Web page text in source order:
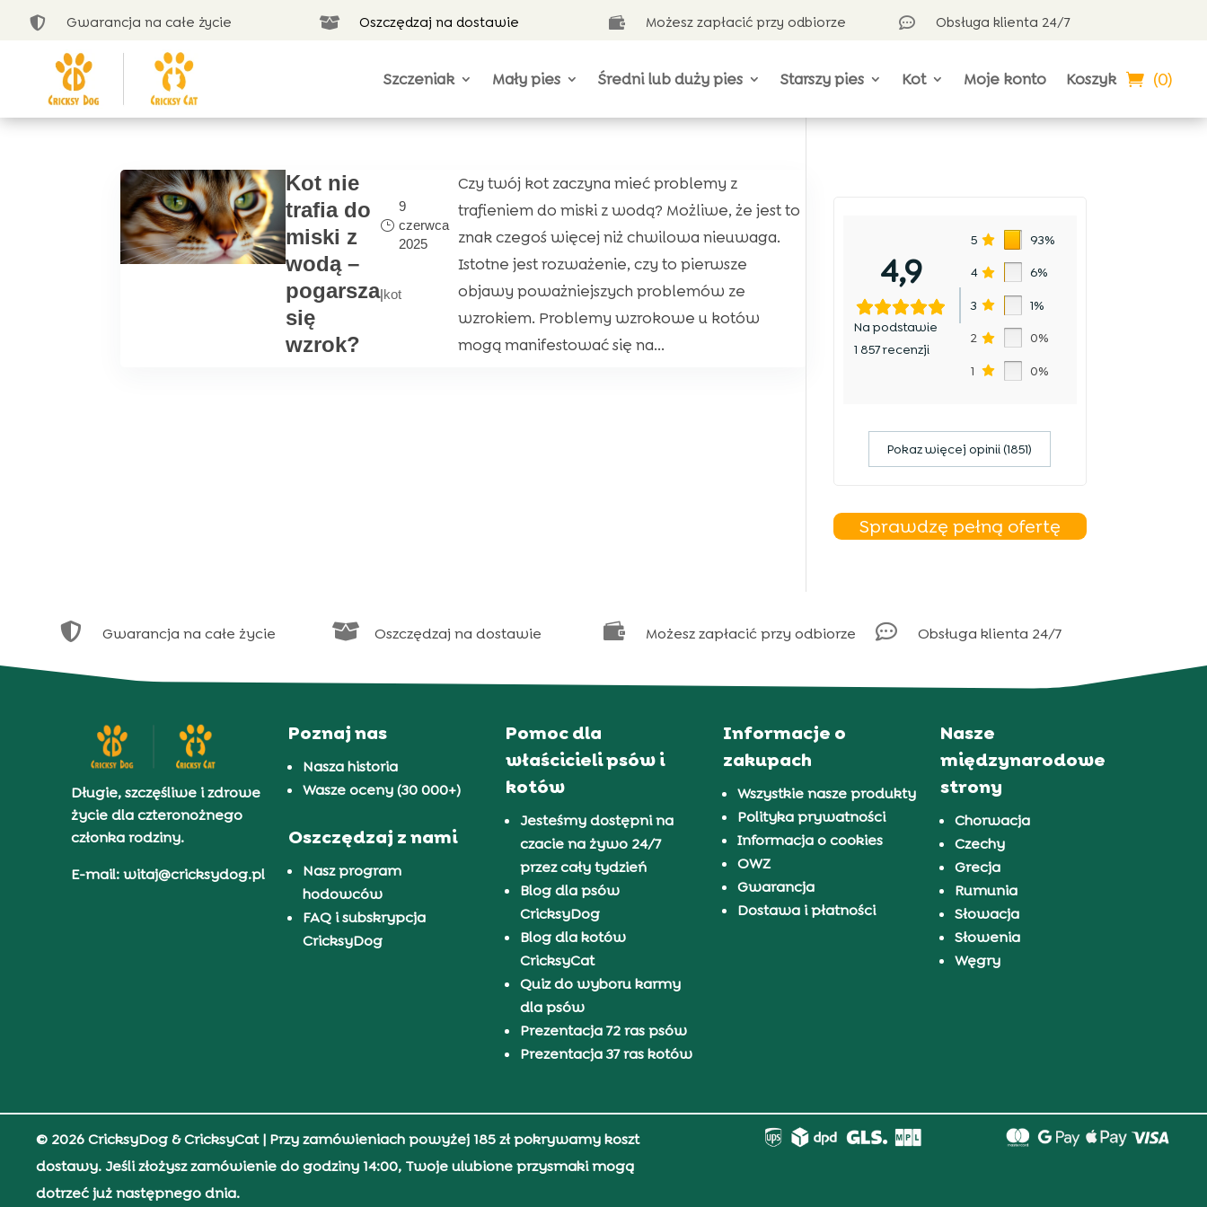
 Gwarancja na całe życie  Oszczędzaj na dostawie  Możesz zapłacić przy odbiorze  Obsługa klienta 24/7
Szczeniak Mały pies Średni lub duży pies Starszy pies Kot Moje konto Koszyk (0)
Kot nie
trafia do
miski z
wodą –
pogarsza
się
wzrok?
9
czerwca
2025
|kot
Czy twój kot zaczyna mieć problemy z
trafieniem do miski z wodą? Możliwe, że jest to
znak czegoś więcej niż chwilowa nieuwaga.
Istotne jest rozważenie, czy to pierwsze
objawy poważniejszych problemów ze
wzrokiem. Problemy wzrokowe u kotów
mogą manifestować się na...
4,9
Na podstawie
1 857 recenzji
5 93%
4 6%
3 1%
2 0%
1 0%
Pokaz więcej opinii (1851)
Sprawdzę pełną ofertę
 Gwarancja na całe życie  Oszczędzaj na dostawie  Możesz zapłacić przy odbiorze  Obsługa klienta 24/7
Długie, szczęśliwe i zdrowe
życie dla czteronożnego
członka rodziny.
E-mail: witaj@cricksydog.pl
Poznaj nas
Nasza historia
Wasze oceny (30 000+)
Oszczędzaj z nami
Nasz program
hodowców
FAQ i subskrypcja
CricksyDog
Pomoc dla
właścicieli psów i
kotów
Jesteśmy dostępni na
czacie na żywo 24/7
przez cały tydzień
Blog dla psów
CricksyDog
Blog dla kotów
CricksyCat
Quiz do wyboru karmy
dla psów
Prezentacja 72 ras psów
Prezentacja 37 ras kotów
Informacje o
zakupach
Wszystkie nasze produkty
Polityka prywatności
Informacja o cookies
OWZ
Gwarancja
Dostawa i płatności
Nasze
międzynarodowe
strony
Chorwacja
Czechy
Grecja
Rumunia
Słowacja
Słowenia
Węgry
© 2026 CricksyDog & CricksyCat| Przy zamówieniach powyżej 185 zł pokrywamy koszt
dostawy. Jeśli złożysz zamówienie do godziny 14:00, Twoje ulubione przysmaki mogą
dotrzeć już następnego dnia.